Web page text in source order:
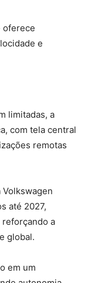
oferece
e
limitadas, a
com tela central
remotas
Volkswagen
até 2027,
reforçando a
global.
em um